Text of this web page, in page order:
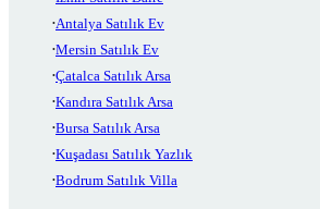
Antalya Satılık Ev
Mersin Satılık Ev
Çatalca Satılık Arsa
Kandıra Satılık Arsa
Bursa Satılık Arsa
Kuşadası Satılık Yazlık
Bodrum Satılık Villa